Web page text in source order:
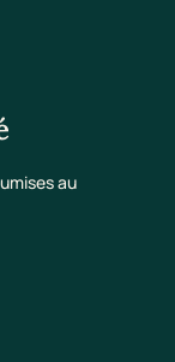
au